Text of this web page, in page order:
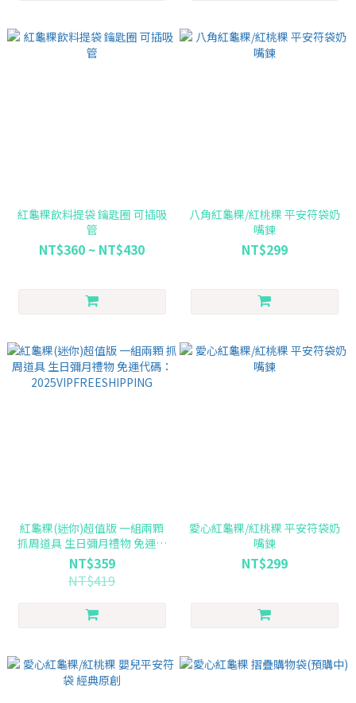
紅龜粿飲料提袋 鑰匙圈 可插吸
管
NT$360 ~ NT$430
八角紅龜粿/紅桃粿 平安符袋奶
嘴鍊
NT$299
紅龜粿(迷你)超值版 一組兩顆
抓周道具 生日彌月禮物 免運代
碼：2025VIPFREESHIPPING
NT$359
NT$419
愛心紅龜粿/紅桃粿 平安符袋奶
嘴鍊
NT$299